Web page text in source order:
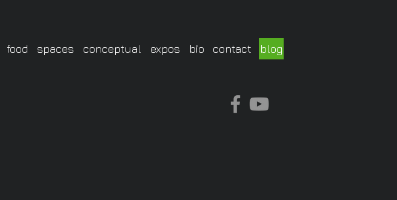
food spaces conceptual expos bio contact blog